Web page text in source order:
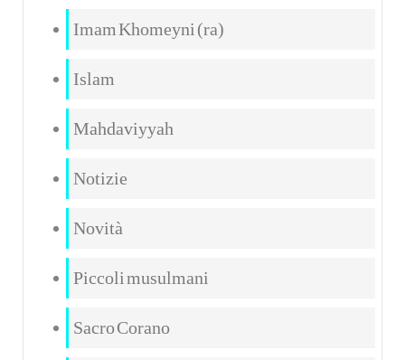
Imam Khomeyni (ra)
Islam
Mahdaviyyah
Notizie
Novità
Piccoli musulmani
Sacro Corano